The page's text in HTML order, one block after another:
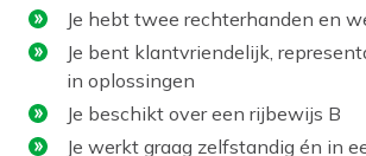
Je hebt twee rechterhanden en
Je bent klantvriendelijk,
in oplossingen
Je beschikt over een rijbewijs B
Je werkt graag zelfstandig én in